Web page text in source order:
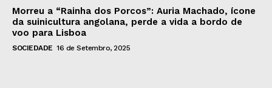
Morreu a “Rainha dos Porcos”: Auria Machado, ícone
da suinicultura angolana, perde a vida a bordo de
voo para Lisboa
SOCIEDADE 16 de Setembro, 2025